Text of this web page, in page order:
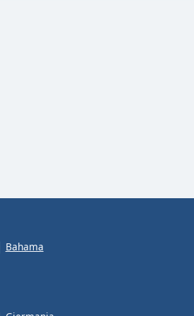
Bahama